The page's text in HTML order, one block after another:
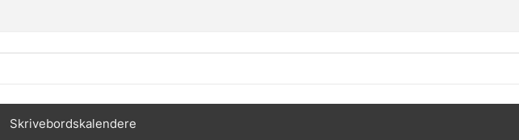
Skrivebordskalendere